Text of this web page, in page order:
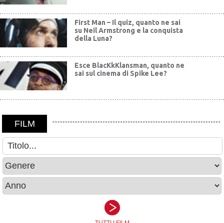
First Man – Il quiz, quanto ne sai
su Neil Armstrong e la conquista
della Luna?
Esce BlacKkKlansman, quanto ne
sai sul cinema di Spike Lee?